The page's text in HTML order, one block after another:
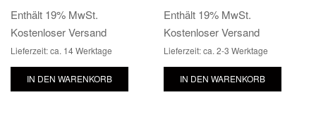
Enthält 19% MwSt.
Kostenloser Versand
Lieferzeit: ca. 14 Werktage
IN DEN WARENKORB
Enthält 19% MwSt.
Kostenloser Versand
Lieferzeit: ca. 2-3 Werktage
IN DEN WARENKORB